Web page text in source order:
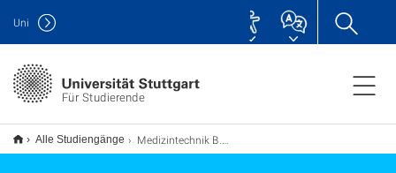
Für Studierende
Uni
Alle Studiengänge Medizintechnik B.Sc.